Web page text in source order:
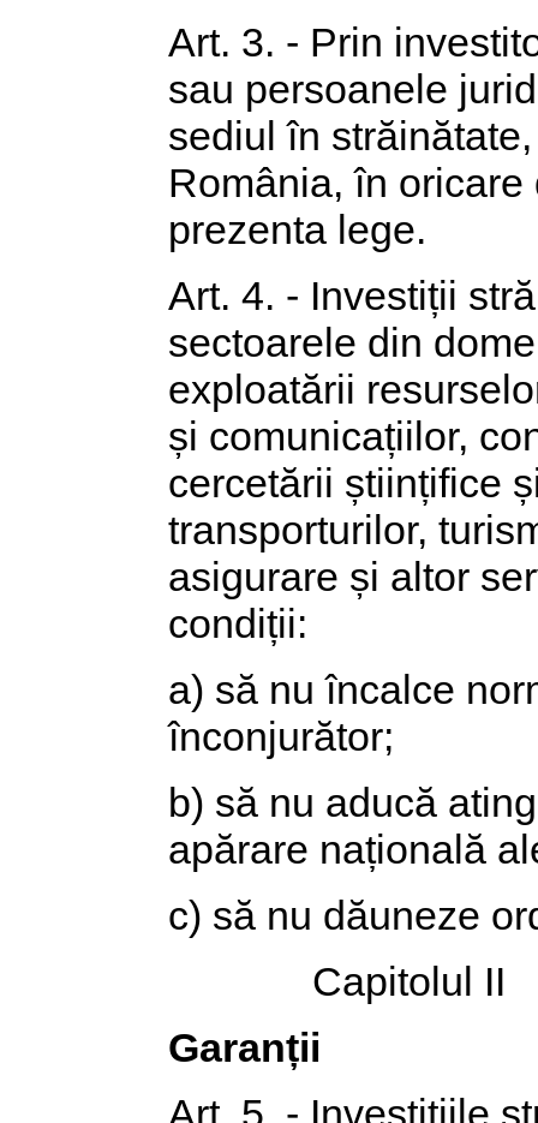
Art. 3. - Prin
sau persoanele
sediul în
România, în
prezenta lege.
Art. 4. - Investiții
sectoarele din
exploatării
și comunicațiilor,
cercetării științifice
transporturilor,
asigurare și altor
condiții:
a) să nu încalce
înconjurător;
b) să nu aducă
apărare națională
c) să nu dăuneze
Capitolul II
Garanții
Art. 5. - Investițiile